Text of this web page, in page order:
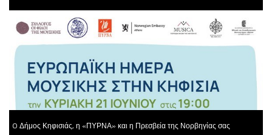
O Δήμος Κηφισιάς, η «ΠΥΡΝΑ» και η Πρεσβεία της Νορβηγίας σας